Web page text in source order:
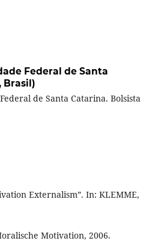
Federal de Santa
Brasil)
de Santa Catarina. Bolsista
Externalism”. In: KLEMME,
Motivation, 2006.